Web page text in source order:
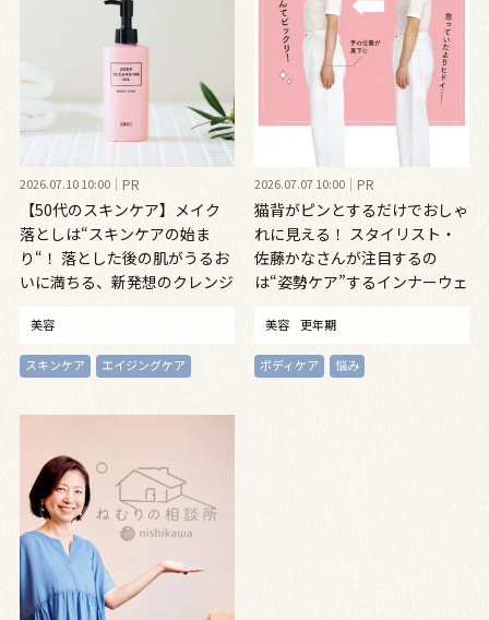
2026.07.10 10:00 PR
【50代のスキンケア】メイク
落としは“スキンケアの始ま
り“！ 落とした後の肌がうるお
いに満ちる、新発想のクレンジ
美容
スキンケア エイジングケア
2026.07.07 10:00 PR
猫背がピンとするだけでおしゃ
れに見える！ スタイリスト・
佐藤かなさんが注目するの
は“姿勢ケア”するインナーウェ
美容 更年期
ボディケア 悩み